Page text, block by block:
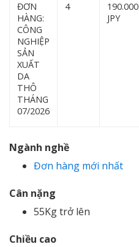
ĐƠN
HÀNG:
CÔNG
NGHIỆP
SẢN
XUẤT
DA
THÔ
THÁNG
07/2026
4
190.000
JPY
Ngành nghề
Đơn hàng mới nhất
Cân nặng
55Kg trở lên
Chiều cao